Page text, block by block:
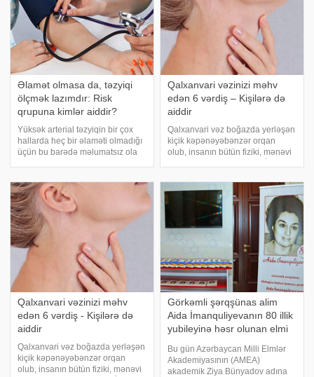
Əlamət olmasa da, təzyiqi
ölçmək lazımdır: Risk
qrupuna kimlər aiddir?
Yüksək arterial təzyiqin bir çox
hallarda heç bir əlaməti olmadığı
üçün bu barədə məlumatsız ola
ölçməlidir. Səhiyyə Nazirliyinin
İctiami Səhiyyə və İslahatla
Qalxanvari vəzinizi məhv
edən 6 vərdiş – Kişilərə də
aiddir
Qalxanvari vəz boğazda yerləşən
kiçik kəpənəyəbənzər orqan
olub, insanın bütün fiziki, mənəvi
orqanın işindən asılıdır. Bu zərif
vəzi sıradan çıxarmaq ço
Qalxanvari vəzinizi məhv
edən 6 vərdiş - Kişilərə də
aiddir
Qalxanvari vəz boğazda yerləşən
kiçik kəpənəyəbənzər orqan
olub, insanın bütün fiziki, mənəvi
Görkəmli şərqşünas alim
Aida İmanquliyevanın 80 illik
yubileyinə həsr olunan elmi
Bu gün Azərbaycan Milli Elmlər
Akademiyasının (AMEA)
akademik Ziya Bünyadov adına